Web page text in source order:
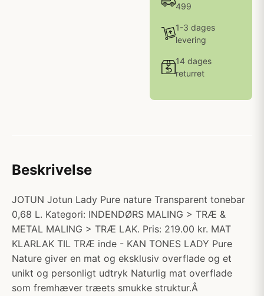
499
1-3 dages
levering
14 dages
returret
Beskrivelse
JOTUN Jotun Lady Pure nature Transparent tonebar
0,68 L. Kategori: INDENDØRS MALING > TRÆ &
METAL MALING > TRÆ LAK. Pris: 219.00 kr. MAT
KLARLAK TIL TRÆ inde - KAN TONES LADY Pure
Nature giver en mat og eksklusiv overflade og et
unikt og personligt udtryk Naturlig mat overflade
som fremhæver træets smukke struktur.Â